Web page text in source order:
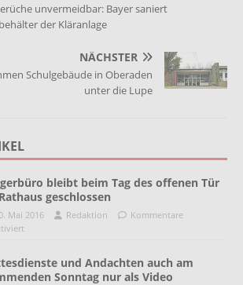
unvermeidbar: Bayer saniert
der Kläranlage
NÄCHSTER
Schulgebäude in Oberaden
unter die Lupe
bleibt beim Tag des offenen Tür
geschlossen
Mai 2016 Redaktion
Kommentare
und Andachten auch am
Sonntag nur als Video